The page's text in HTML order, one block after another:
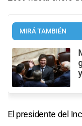
MIRÁ TAMBIÉN
El presidente del